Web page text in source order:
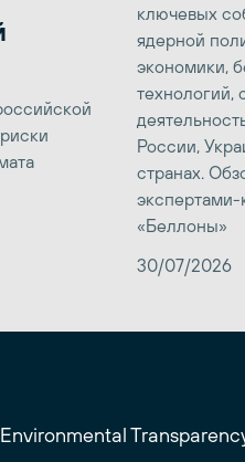
ключевых
ядерной
экономики,
технологий,
России,
странах.
экспертами-
«Беллоны»
30/07/2026